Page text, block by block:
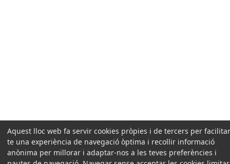
Aquest lloc web fa servir cookies pròpies i de tercers per
te una experiència de navegació òptima i recollir informació
anònima per millorar i adaptar-nos a les teves preferències i